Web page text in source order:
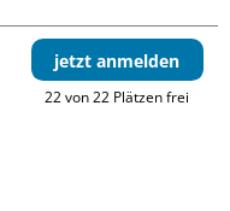
jetzt anmelden
22 von 22 Plätzen frei